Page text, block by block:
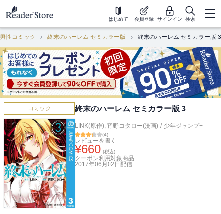
はじめて 会員登録 サインイン 検索
男性コミック 終末のハーレム セミカラー版 終末のハーレム セミカラー版 3
コミック 終末のハーレム セミカラー版 3
LINK(原作), 宵野コタロー(漫画) / 少年ジャンプ+
(4)
レビューを書く
¥660 (税込)
クーポン利用対象商品
2017年06月02日 配信